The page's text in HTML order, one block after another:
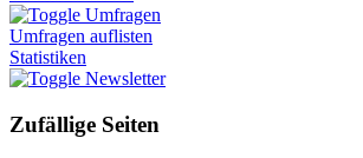
Umfragen
Umfragen auflisten
Statistiken
Newsletter
Zufällige Seiten